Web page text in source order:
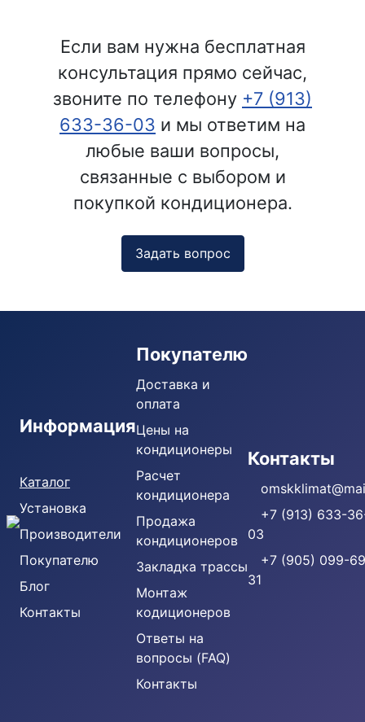
Если вам нужна бесплатная
консультация прямо сейчас,
звоните по телефону +7 (913)
633-36-03 и мы ответим на
любые ваши вопросы,
связанные с выбором и
покупкой кондиционера.
Задать вопрос
Информация
Каталог
Установка
Производители
Покупателю
Блог
Контакты
Покупателю
Доставка и
оплата
Цены на
кондиционеры
Расчет
кондиционера
Продажа
кондиционеров
Закладка трассы
Монтаж
кодиционеров
Ответы на
вопросы (FAQ)
Контакты
Контакты
+7 (913) 633-
03
+7 (905) 099-
31